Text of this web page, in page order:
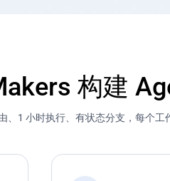
构建
1 小时执行、有状态分支，每个工